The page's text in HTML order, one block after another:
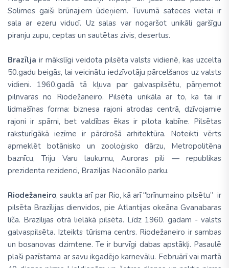
Solimes gaiši brūnajiem ūdeņiem. Tuvumā sateces vietai ir
sala ar ezeru viducī. Uz salas var nogaršot unikāli garšīgu
piranju zupu, ceptas un sautētas zivis, desertus.
Brazīlja ir mākslīgi veidota pilsēta valsts vidienē, kas uzcelta
50.gadu beigās, lai veicinātu iedzīvotāju pārcelšanos uz valsts
vidieni. 1960.gadā tā kļuva par galvaspilsētu, pārņemot
pilnvaras no Riodežaneiro. Pilsēta unikāla ar to, ka tai ir
lidmašīnas forma: biznesa rajoni atrodas centrā, dzīvojamie
rajoni ir spārni, bet valdības ēkas ir pilota kabīne. Pilsētas
raksturīgākā iezīme ir pārdrošā arhitektūra. Noteikti vērts
apmeklēt botānisko un zooloģisko dārzu, Metropolitēna
baznīcu, Triju Varu laukumu, Auroras pili — republikas
prezidenta rezidenci, Braziljas Nacionālo parku.
Riodežaneiro, saukta arī par Rio, kā arī "brīnumaino pilsētu” ir
pilsēta Brazīlijas dienvidos, pie Atlantijas okeāna Gvanabaras
līča. Brazīlijas otrā lielākā pilsēta. Līdz 1960. gadam - valsts
galvaspilsēta. Izteikts tūrisma centrs. Riodežaneiro ir sambas
un bosanovas dzimtene. Te ir burvīgi dabas apstākļi. Pasaulē
plaši pazīstama ar savu ikgadējo karnevālu. Februārī vai martā